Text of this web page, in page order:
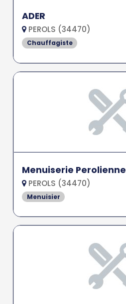
ADER
PEROLS (34470)
Chauffagiste
Menuiserie Perolienne
PEROLS (34470)
Menuisier